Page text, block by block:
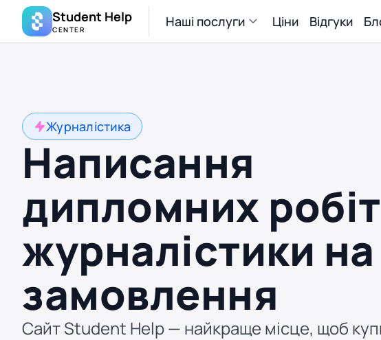
Student Help
CENTER Наші послуги Ціни Відгуки
Журналістика
Написання
дипломних
журналістики на
замовлення
Сайт Student Help — найкраще місце, щоб